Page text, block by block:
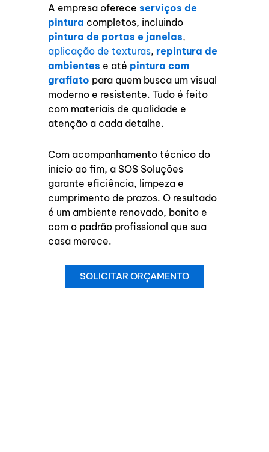
A empresa ofereceserviços de
pintura completos, incluindo
pintura de portas e janelas,
aplicação de texturas, repintura de
ambientes e até pintura com
grafiato para quem busca um visual
moderno e resistente. Tudo é feito
com materiais de qualidade e
atenção a cada detalhe.
Com acompanhamento técnico do
início ao fim, a SOS Soluções
garante eficiência, limpeza e
cumprimento de prazos. O resultado
é um ambiente renovado, bonito e
com o padrão profissional que sua
casa merece.
SOLICITAR ORÇAMENTO